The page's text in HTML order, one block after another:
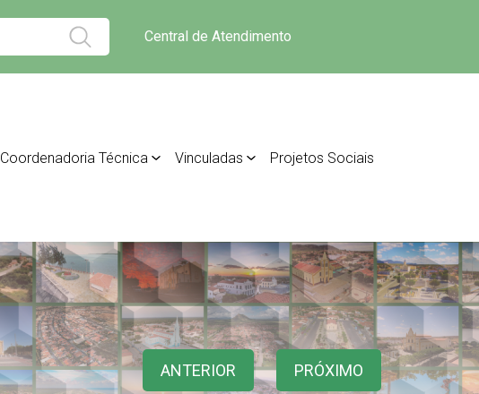
Central de Atendimento
Coordenadoria Técnica Vinculadas Projetos Sociais
ANTERIOR PRÓXIMO